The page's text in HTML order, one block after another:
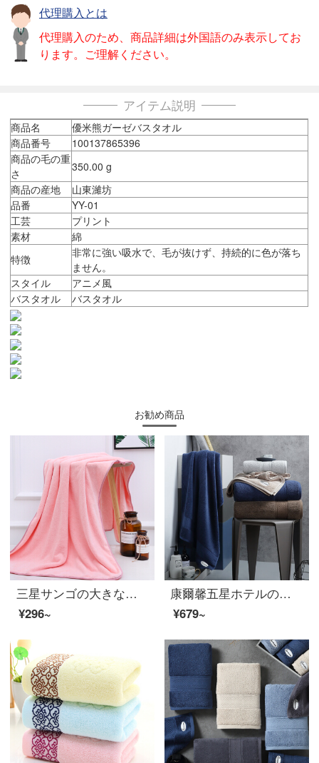
代理購入とは
代理購入のため、商品詳細は外国語のみ表示してお
ります。ご理解ください。
アイテム説明
商品名
優米熊ガーゼバスタオル
商品番号
100137865396
商品の毛の重
さ
350.00 g
商品の産地
山東濰坊
品番
YY-01
工芸
プリント
素材
綿
特徴
非常に強い吸水で、毛が抜けず、持続的に色が落ち
ません。
スタイル
アニメ風
バスタオル
バスタオル
お勧め商品
三星サンゴの大きなバスタオル大人男女厚いバスタオル柔らかで快適な70*140 cmピンクサンゴのバスタオル
¥296~
康爾馨五星ホテルの全綿は大人のバスタオルの綿を吸い込みます。新疆長棉バスタオル男女通用の紳士青800 g 150*80 cm
¥679~